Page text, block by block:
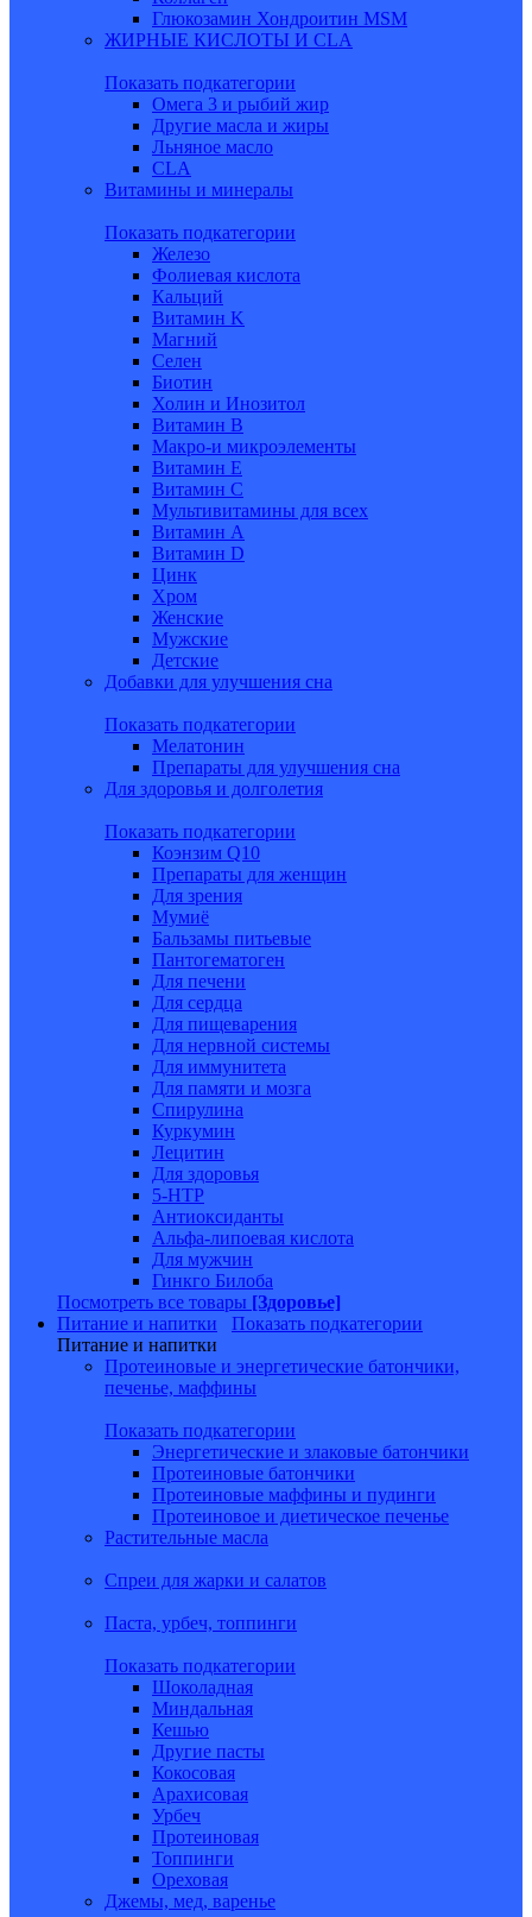
Глюкозамин Хондроитин MSM
ЖИРНЫЕ КИСЛОТЫ И CLA
Показать подкатегории
Омега 3 и рыбий жир
Другие масла и жиры
Льняное масло
CLA
Витамины и минералы
Показать подкатегории
Железо
Фолиевая кислота
Кальций
Витамин K
Магний
Селен
Биотин
Холин и Инозитол
Витамин B
Макро-и микроэлементы
Витамин Е
Витамин С
Мультивитамины для всех
Витамин A
Витамин D
Цинк
Хром
Женские
Мужские
Детские
Добавки для улучшения сна
Показать подкатегории
Мелатонин
Препараты для улучшения сна
Для здоровья и долголетия
Показать подкатегории
Коэнзим Q10
Препараты для женщин
Для зрения
Мумиё
Бальзамы питьевые
Пантогематоген
Для печени
Для сердца
Для пищеварения
Для нервной системы
Для иммунитета
Для памяти и мозга
Спирулина
Куркумин
Лецитин
Для здоровья
5-HTP
Антиоксиданты
Альфа-липоевая кислота
Для мужчин
Гинкго Билоба
Посмотреть все товары [Здоровье]
Питание и напитки
Показать подкатегории
Питание и напитки
Протеиновые и энергетические батончики,
печенье, маффины
Показать подкатегории
Энергетические и злаковые батончики
Протеиновые батончики
Протеиновые маффины и пудинги
Протеиновое и диетическое печенье
Растительные масла
Спреи для жарки и салатов
Паста, урбеч, топпинги
Показать подкатегории
Шоколадная
Миндальная
Кешью
Другие пасты
Кокосовая
Арахисовая
Урбеч
Протеиновая
Топпинги
Ореховая
Джемы, мед, варенье